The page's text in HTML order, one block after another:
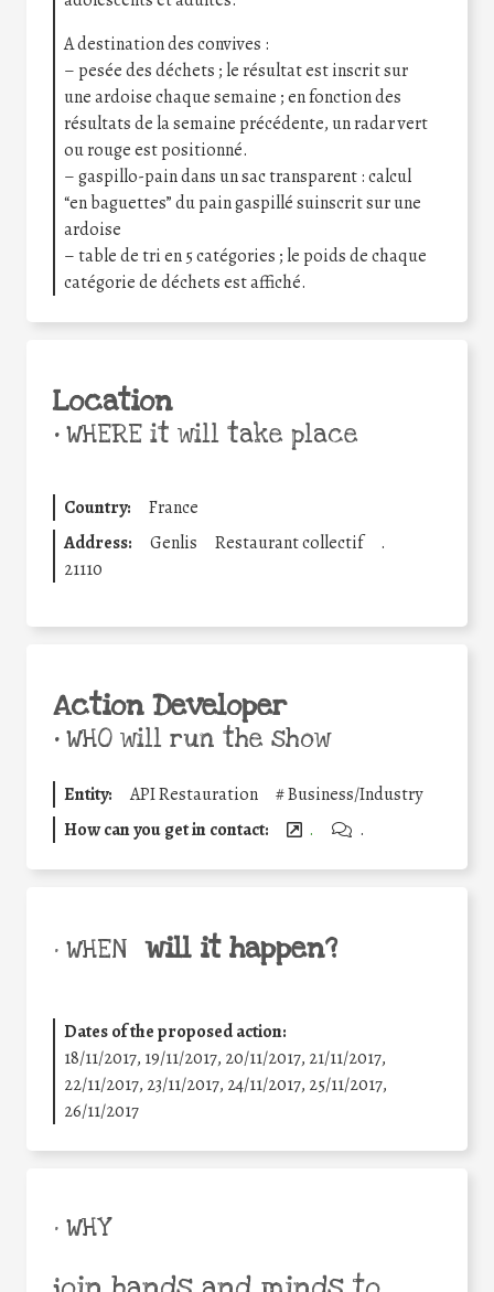
A destination des convives :
– pesée des déchets ; le résultat est inscrit sur
une ardoise chaque semaine ; en fonction des
résultats de la semaine précédente, un radar vert
ou rouge est positionné.
– gaspillo-pain dans un sac transparent : calcul
“en baguettes” du pain gaspillé suinscrit sur une
ardoise
– table de tri en 5 catégories ; le poids de chaque
catégorie de déchets est affiché.
Location
•WHERE it will take place
Country:
France
Address:
Genlis Restaurant collectif
.
21110
Action Developer
•WHO will run the show
Entity: API Restauration #Business/Industry
How can you get in contact:
. .
• WHEN will it happen?
Dates of the proposed action:
18/11/2017, 19/11/2017, 20/11/2017, 21/11/2017,
22/11/2017, 23/11/2017, 24/11/2017, 25/11/2017,
26/11/2017
• WHY